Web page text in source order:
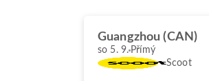
Guangzhou (CAN)
so 5. 9. Přímý
Scoot